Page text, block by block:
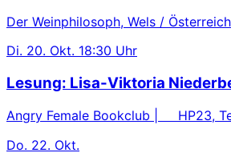
Der Weinphilosoph, Wels / Österreich
Di. 20. Okt. 18:30 Uhr
Lesung: Lisa-Viktoria
Angry Female Bookclub | HP23,
Do. 22. Okt.